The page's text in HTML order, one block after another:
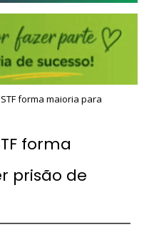
forma maioria para
forma
prisão de